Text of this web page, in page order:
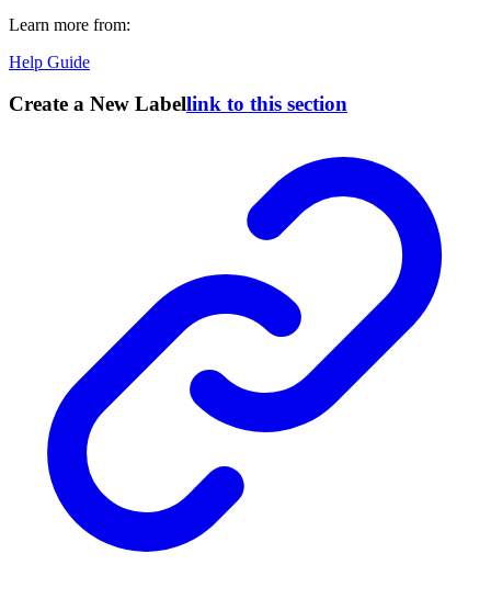
Learn more from:
Help Guide
Create a New Labellink to this section